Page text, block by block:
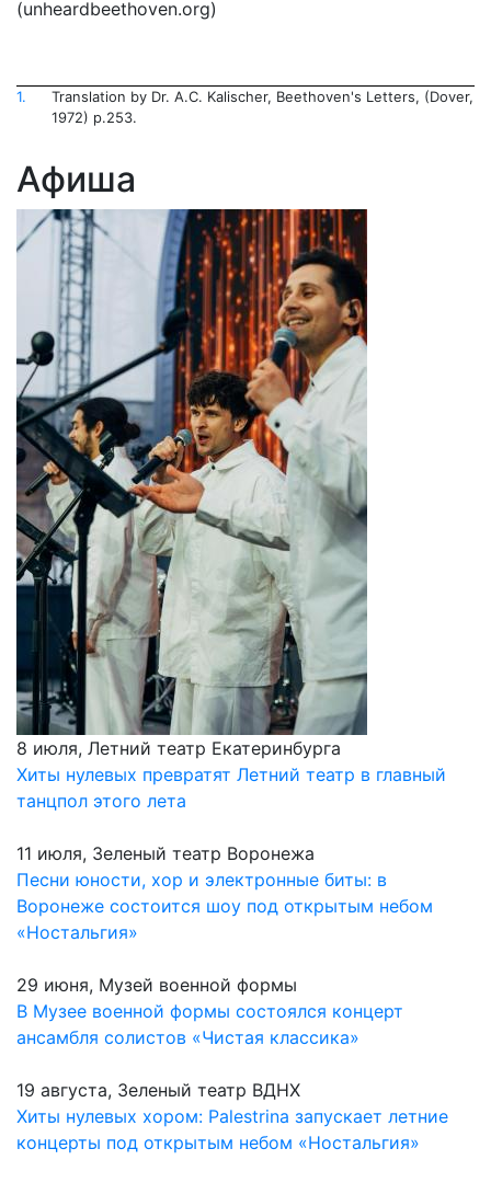
(unheardbeethoven.org)
1.
Translation by Dr. A.C. Kalischer, Beethoven's Letters, (Dover,
1972) p.253.
Афиша
8 июля, Летний театр Екатеринбурга
Хиты нулевых превратят Летний театр в главный
танцпол этого лета
11 июля, Зеленый театр Воронежа
Песни юности, хор и электронные биты: в
Воронеже состоится шоу под открытым небом
«Ностальгия»
29 июня, Музей военной формы
В Музее военной формы состоялся концерт
ансамбля солистов «Чистая классика»
19 августа, Зеленый театр ВДНХ
Хиты нулевых хором: Palestrina запускает летние
концерты под открытым небом «Ностальгия»